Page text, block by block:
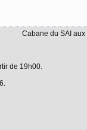
Cabane du SAI aux
de 19h00.